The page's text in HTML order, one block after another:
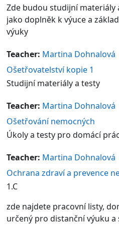
Zde budou studijní materiály
jako doplněk k výuce a
výuky
Teacher: Martina Dohnalová
Ošetřovatelství kopie 1
Studijní materiály a testy
Teacher: Martina Dohnalová
Ošetřování nemocných
Úkoly a testy pro domácí
Teacher: Martina Dohnalová
Ochrana zdraví a prevence
1.C
zde najdete pracovní listy,
určený pro distanční výuku